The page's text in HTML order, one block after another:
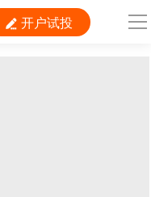
 开户试投
导